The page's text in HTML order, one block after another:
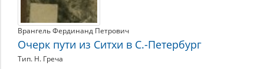
Врангель Фердинанд Петрович
Очерк пути из Ситхи в С.-Петербург
Тип. Н. Греча